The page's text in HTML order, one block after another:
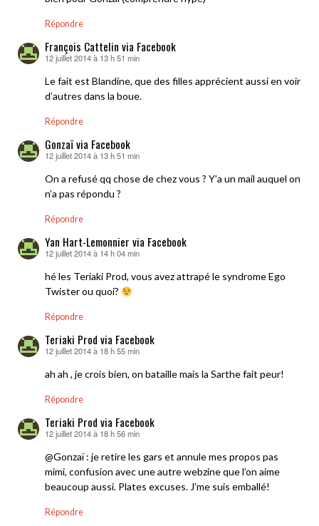
Répondre
François Cattelin via Facebook
dit :
12 juillet 2014 à 13 h 51 min
Le fait est Blandine, que des filles apprécient aussi en voir
d’autres dans la boue.
Répondre
Gonzaï via Facebook
dit :
12 juillet 2014 à 13 h 51 min
On a refusé qq chose de chez vous ? Y’a un mail auquel on
n’a pas répondu ?
Répondre
Yan Hart-Lemonnier via Facebook
dit :
12 juillet 2014 à 14 h 04 min
hé les Teriaki Prod, vous avez attrapé le syndrome Ego
Twister ou quoi?
Répondre
Teriaki Prod via Facebook
dit :
12 juillet 2014 à 18 h 55 min
ah ah , je crois bien, on bataille mais la Sarthe fait peur!
Répondre
Teriaki Prod via Facebook
dit :
12 juillet 2014 à 18 h 56 min
@Gonzaï : je retire les gars et annule mes propos pas
mimi, confusion avec une autre webzine que l’on aime
beaucoup aussi. Plates excuses. J’me suis emballé!
Répondre